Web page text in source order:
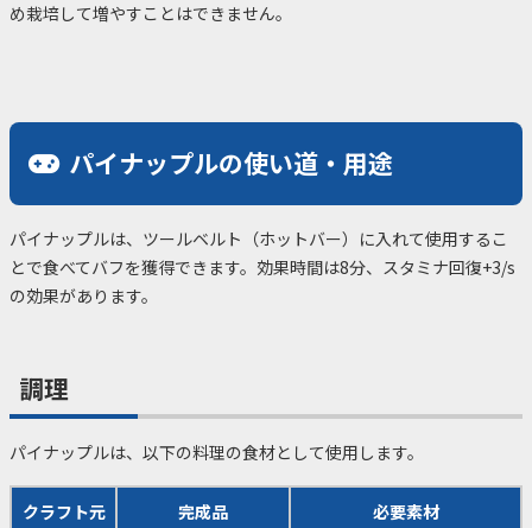
め栽培して増やすことはできません。
パイナップルの使い道・用途
パイナップルは、ツールベルト（ホットバー）に入れて使用するこ
とで食べてバフを獲得できます。効果時間は8分、スタミナ回復+3/s
の効果があります。
調理
パイナップルは、以下の料理の食材として使用します。
クラフト元 完成品 必要素材